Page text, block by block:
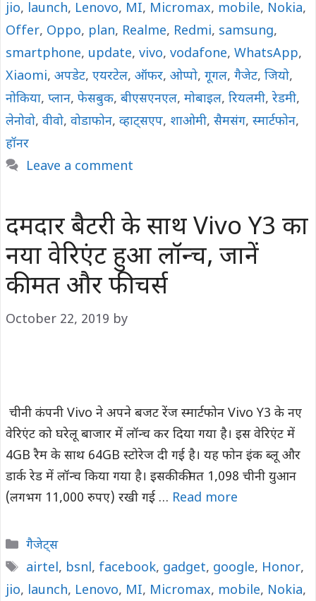
jio, launch, Lenovo, MI, Micromax, mobile, Nokia,
Offer, Oppo, plan, Realme, Redmi, samsung,
smartphone, update, vivo, vodafone, WhatsApp,
Xiaomi, अपडेट, एयरटेल, ऑफर, ओप्पो, गूगल, गैजेट, जियो,
नोकिया, प्लान, फेसबुक, बीएसएनएल, मोबाइल, रियलमी, रेडमी,
लेनोवो, वीवो, वोडाफोन, व्हाट्सएप, शाओमी, सैमसंग, स्मार्टफोन,
हॉनर
Leave a comment
दमदार बैटरी के साथ Vivo Y3 का
नया वेरिएंट हुआ लॉन्च, जानें
कीमत और फीचर्स
October 22, 2019 by
चीनी कंपनी Vivo ने अपने बजट रेंज स्मार्टफोन Vivo Y3 के नए
वेरिएंट को घरेलू बाजार में लॉन्च कर दिया गया है। इस वेरिएंट में
4GB रैम के साथ 64GB स्टोरेज दी गई है। यह फोन इंक ब्लू और
डार्क रेड में लॉन्च किया गया है। इसकी कीमत 1,098 चीनी युआन
(लगभग 11,000 रुपए) रखी गई … Read more
Categories
गैजेट्स
Tags
airtel, bsnl, facebook, gadget, google, Honor,
jio, launch, Lenovo, MI, Micromax, mobile, Nokia,